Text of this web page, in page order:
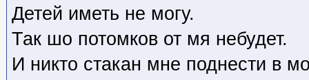
Детей иметь не могу.
Так шо потомков от мя небудет.
И никто стакан мне поднести в